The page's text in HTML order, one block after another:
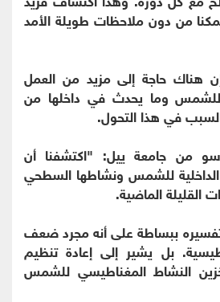
من دون ملاحظات طويلة الأمد
هناك حاجة إلى مزيد من العمل
للشمس وما يحدث في داخلها من
في هذا التحول.
من جامعة ييل: "اكتشفنا أن
الداخلية للشمس ونشاطها السطحي
القليلة الماضية.
تفسيره ببساطة على أنه مجرد ضعف
بل يشير إلى إعادة تنظيم
النشاط المغناطيسي للشمس